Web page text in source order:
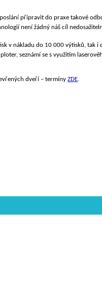
připravit do praxe takové
není žádný náš cíl
v nákladu do 10 000 výtisků, tak
seznámí se s využitím
dveří – termíny ZDE.